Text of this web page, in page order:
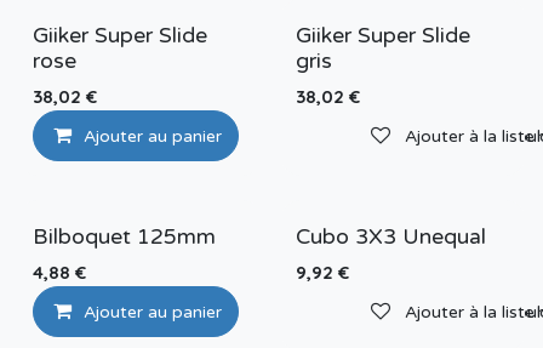
Giiker Super Slide
rose
38,02 €
Ajouter au panier Ajouter à la liste de
Giiker Super Slide
gris
38,02 €
Ajouter à la liste
Bilboquet 125mm
4,88 €
Ajouter au panier Ajouter à la liste de
Cubo 3X3 Unequal
9,92 €
Ajouter à la liste